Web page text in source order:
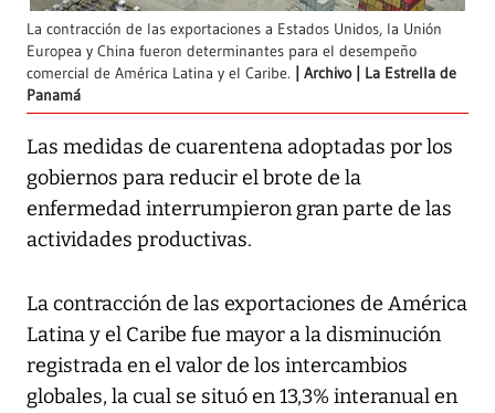
La contracción de las exportaciones a Estados Unidos, la Unión
Europea y China fueron determinantes para el desempeño
comercial de América Latina y el Caribe.
Archivo | La Estrella de
Panamá
Las medidas de cuarentena adoptadas por los
gobiernos para reducir el brote de la
enfermedad interrumpieron gran parte de las
actividades productivas.
La contracción de las exportaciones de América
Latina y el Caribe fue mayor a la disminución
registrada en el valor de los intercambios
globales, la cual se situó en 13,3% interanual en